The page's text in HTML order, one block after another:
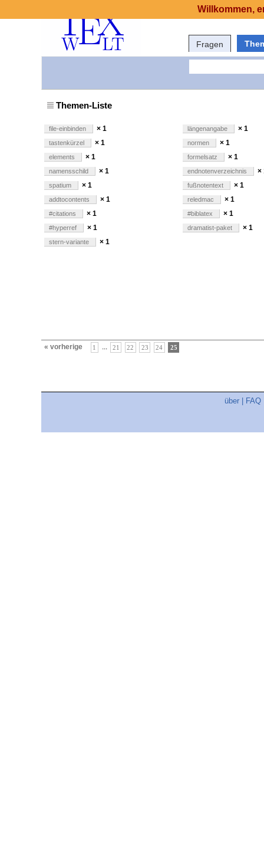
Fragen
Themen-Liste
file-einbinden × 1 längenangabe × 1
tastenkürzel × 1 normen × 1
elements × 1 formelsatz × 1
namensschild × 1 endnotenverzeichnis ×
spatium × 1 fußnotentext × 1
addtocontents × 1 reledmac × 1
#citations × 1 #biblatex × 1
#hyperref × 1 dramatist-paket × 1
stern-variante × 1
« vorherige 1 ... 21 22 23 24 25
über FAQ
Willkommen,